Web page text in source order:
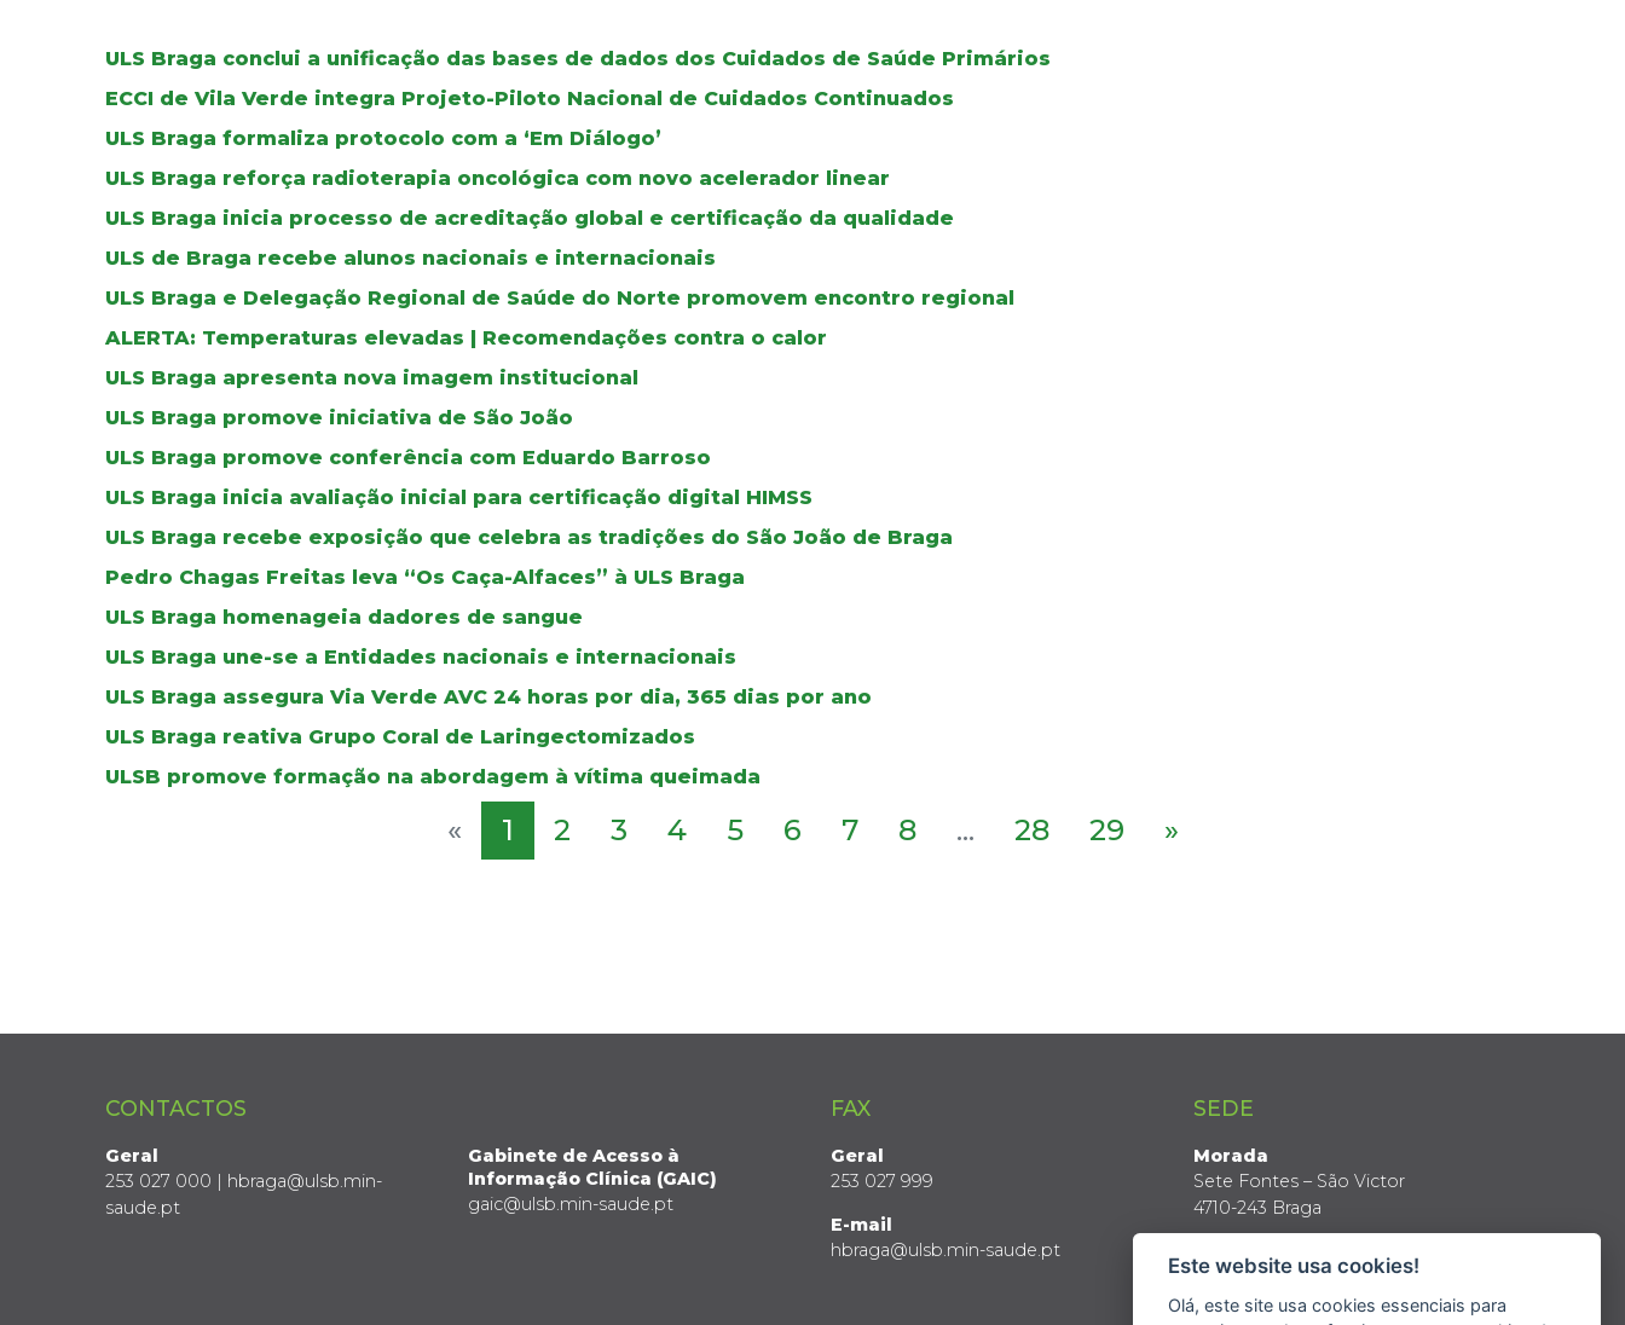
ULS Braga conclui a unificação das bases de dados dos Cuidados de Saúde Primários
ECCI de Vila Verde integra Projeto-Piloto Nacional de Cuidados Continuados
ULS Braga formaliza protocolo com a ‘Em Diálogo’
ULS Braga reforça radioterapia oncológica com novo acelerador linear
ULS Braga inicia processo de acreditação global e certificação da qualidade
ULS de Braga recebe alunos nacionais e internacionais
ULS Braga e Delegação Regional de Saúde do Norte promovem encontro regional
ALERTA: Temperaturas elevadas | Recomendações contra o calor
ULS Braga apresenta nova imagem institucional
ULS Braga promove iniciativa de São João
ULS Braga promove conferência com Eduardo Barroso
ULS Braga inicia avaliação inicial para certificação digital HIMSS
ULS Braga recebe exposição que celebra as tradições do São João de Braga
Pedro Chagas Freitas leva “Os Caça-Alfaces” à ULS Braga
ULS Braga homenageia dadores de sangue
ULS Braga une-se a Entidades nacionais e internacionais
ULS Braga assegura Via Verde AVC 24 horas por dia, 365 dias por ano
ULS Braga reativa Grupo Coral de Laringectomizados
ULSB promove formação na abordagem à vítima queimada
« 1 2 3 4 5 6 7 8 ... 28 29 »
CONTACTOS
Geral
253 027 000 | hbraga@ulsb.min-
saude.pt
Gabinete de Acesso à
Informação Clínica (GAIC)
gaic@ulsb.min-saude.pt
FAX
Geral
253 027 999
E-mail
hbraga@ulsb.min-saude.pt
SEDE
Morada
Sete Fontes – São Victor
4710-243 Braga
Latitude: 41º 34’ N
Longitude: 8º 24’ W
Este website usa cookies!
Olá, este site usa cookies essenciais para